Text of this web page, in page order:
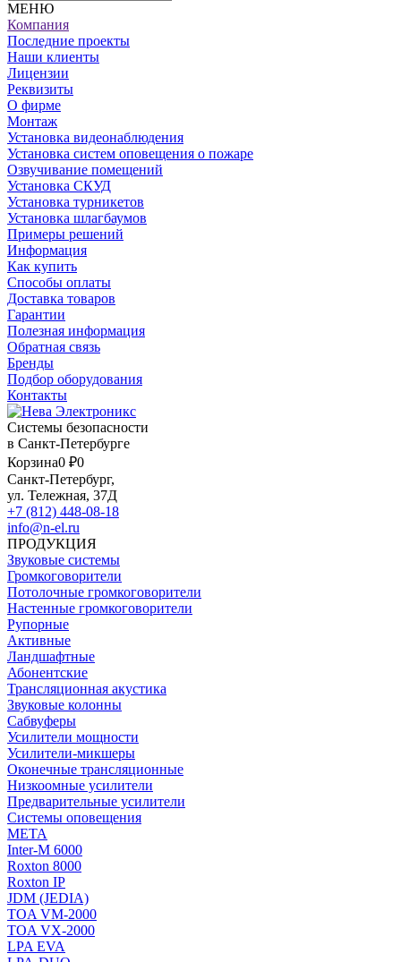
МЕНЮ
Компания
Последние проекты
Наши клиенты
Лицензии
Реквизиты
О фирме
Монтаж
Установка видеонаблюдения
Установка систем оповещения о пожаре
Озвучивание помещений
Установка СКУД
Установка турникетов
Установка шлагбаумов
Примеры решений
Информация
Как купить
Способы оплаты
Доставка товаров
Гарантии
Полезная информация
Обратная связь
Бренды
Подбор оборудования
Контакты
Системы безопасности
в Санкт-Петербурге
Корзина0 ₽0
Санкт-Петербург,
ул. Тележная, 37Д
+7 (812) 448-08-18
info@n-el.ru
ПРОДУКЦИЯ
Звуковые системы
Громкоговорители
Потолочные громкоговорители
Настенные громкоговорители
Рупорные
Активные
Ландшафтные
Абонентские
Трансляционная акустика
Звуковые колонны
Сабвуферы
Усилители мощности
Усилители-микшеры
Оконечные трансляционные
Низкоомные усилители
Предварительные усилители
Системы оповещения
МЕТА
Inter-M 6000
Roxton 8000
Roxton IP
JDM (JEDIA)
TOA VM-2000
TOA VX-2000
LPA EVA